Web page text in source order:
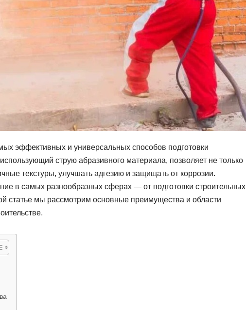
эффективных и универсальных способов подготовки
струю абразивного материала, позволяет не только
текстуры, улучшать адгезию и защищать от коррозии.
в самых разнообразных сферах — от подготовки строительных
статье мы рассмотрим основные преимущества и области